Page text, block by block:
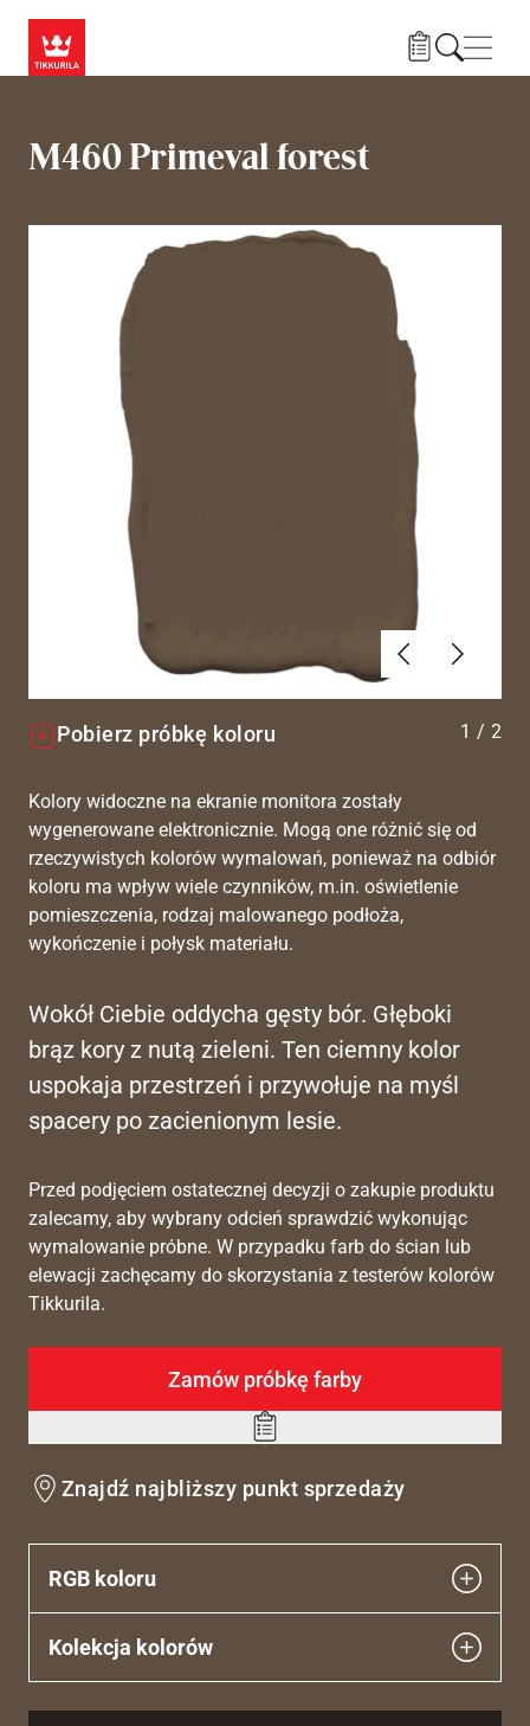
M460 Primeval forest
Poprzednie
Dalej
Pobierz próbkę koloru 1 / 2
Kolory widoczne na ekranie monitora zostały
wygenerowane elektronicznie. Mogą one różnić się od
rzeczywistych kolorów wymalowań, ponieważ na odbiór
koloru ma wpływ wiele czynników, m.in. oświetlenie
pomieszczenia, rodzaj malowanego podłoża,
wykończenie i połysk materiału.
Wokół Ciebie oddycha gęsty bór. Głęboki
brąz kory z nutą zieleni. Ten ciemny kolor
uspokaja przestrzeń i przywołuje na myśl
spacery po zacienionym lesie.
Przed podjęciem ostatecznej decyzji o zakupie produktu
zalecamy, aby wybrany odcień sprawdzić wykonując
wymalowanie próbne. W przypadku farb do ścian lub
elewacji zachęcamy do skorzystania z testerów kolorów
Tikkurila.
Zamów próbkę farby
Add
wishlist
Znajdź najbliższy punkt sprzedaży
RGB koloru
Kolekcja kolorów